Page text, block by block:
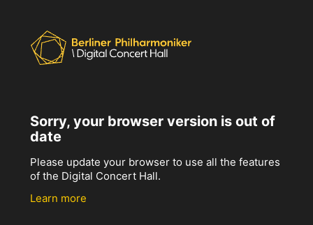
Sorry, your browser version is out of
date
Please update your browser to use all the features
of the Digital Concert Hall.
Learn more